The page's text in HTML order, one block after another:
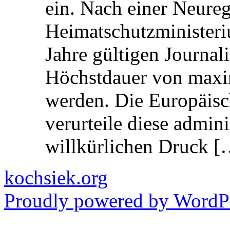
ein. Nach einer
Jahre gültigen
Höchstdauer von
werden. Die
verurteile diese
willkürlichen Druck
kochsiek.org
Proudly powered by